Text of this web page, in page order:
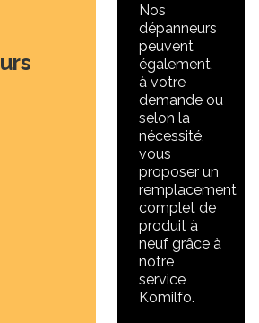
Nos
dépanneurs
peuvent
également,
à votre
demande ou
selon la
nécessité,
vous
proposer un
remplacement
complet de
produit à
neuf grâce à
notre
service
Komilfo.